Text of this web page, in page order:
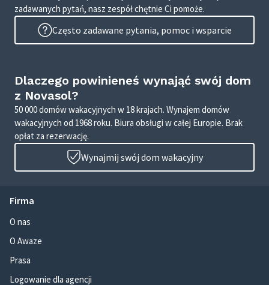
zadawanych pytań, nasz zespół chętnie Ci pomoże.
Często zadawane pytania, pomoc i wsparcie
Dlaczego powinieneś wynająć swój dom
z Novasol?
50 000 domów wakacyjnych w 18 krajach. Wynajem domów
wakacyjnych od 1968 roku. Biura obsługi w całej Europie. Brak
opłat za rezerwację.
Wynajmij swój dom wakacyjny
Firma
O nas
O Awaze
Prasa
Logowanie dla agencji